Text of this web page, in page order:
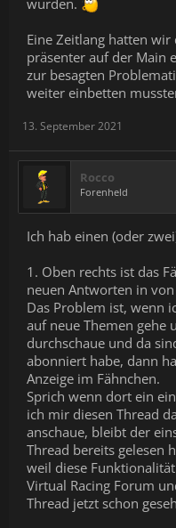
Eine Zeitlang hatten
präsenter auf der Main
zur besagten
weiter einbetten
13. September 2021
Rocco
Forenheld
Ich hab einen (oder
1. Oben rechts ist das
neuen Antworten in
Das Problem ist, wenn
auf neue Themen gehe
durchschaue und da
abonniert habe, dann
Anzeige im Fähnchen.
Sprich wenn dort ein
ich mir diesen Thread
anschaue, bleibt der
Thread bereits gelesen
weil diese
Virtual Racing Forum
Thread jetzt schon